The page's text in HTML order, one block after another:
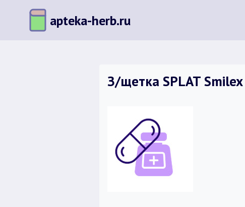
содержимому
apteka-herb.ru
З/щетка SPLAT